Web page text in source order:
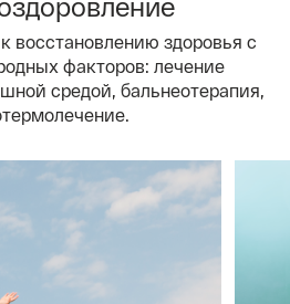
восстановлению здоровья с
факторов: лечение
средой, бальнеотерапия,